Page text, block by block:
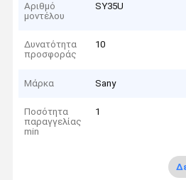
Αριθμό
μοντέλου
SY35U
Δυνατότητα
προσφοράς
10
Μάρκα Sany
Ποσότητα
παραγγελίας
min
1